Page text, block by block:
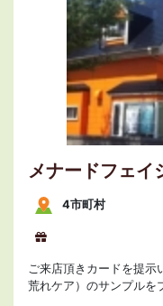
メナードフェイ
4市町村
ご来店頂きカードを提示
荒れケア）のサンプルを